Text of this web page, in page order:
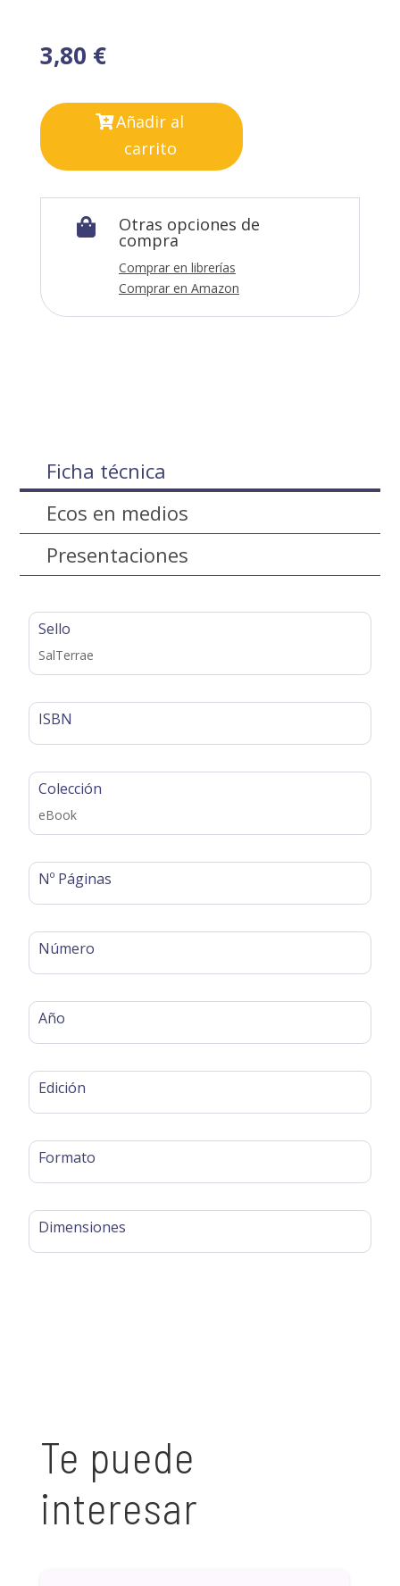
3,80 €
Añadir al
carrito
 Otras opciones de
compra
Comprar en librerías
Comprar en Amazon
Ficha técnica
Ecos en medios
Presentaciones
Sello
SalTerrae
ISBN
Colección
eBook
Nº Páginas
Número
Año
Edición
Formato
Dimensiones
Te puede
interesar